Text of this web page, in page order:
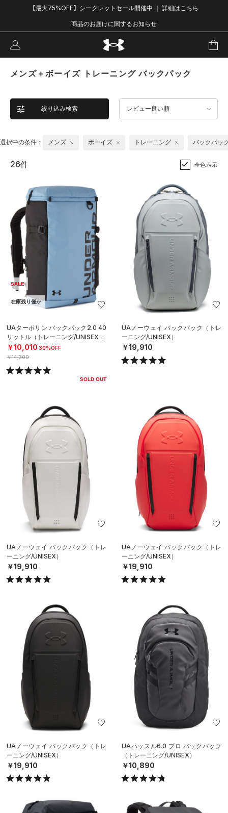
【最大75%OFF】シークレットセール開催中 ｜ 詳細はこちら
商品のお届けに関するお知らせ
メンズ＋ボーイズ トレーニング バックパック
絞り込み検索 レビュー良い順
選択中の条件： メンズ ボーイズ トレーニング バックパッ
26件 全色表示
SALE
在庫残り僅か
UAターポリン バックパック2.0 40
リットル（トレーニング/UNISEX）
￥10,010 30%OFF
￥14,300
SOLD OUT
UAノーウェイ バックパック（トレ
ーニング/UNISEX）
￥19,910
UAノーウェイ バックパック（トレ
ーニング/UNISEX）
￥19,910
UAノーウェイ バックパック（トレ
ーニング/UNISEX）
￥19,910
UAノーウェイ バックパック（トレ
ーニング/UNISEX）
￥19,910
UAハッスル6.0 プロ バックパック
（トレーニング/UNISEX）
￥10,890